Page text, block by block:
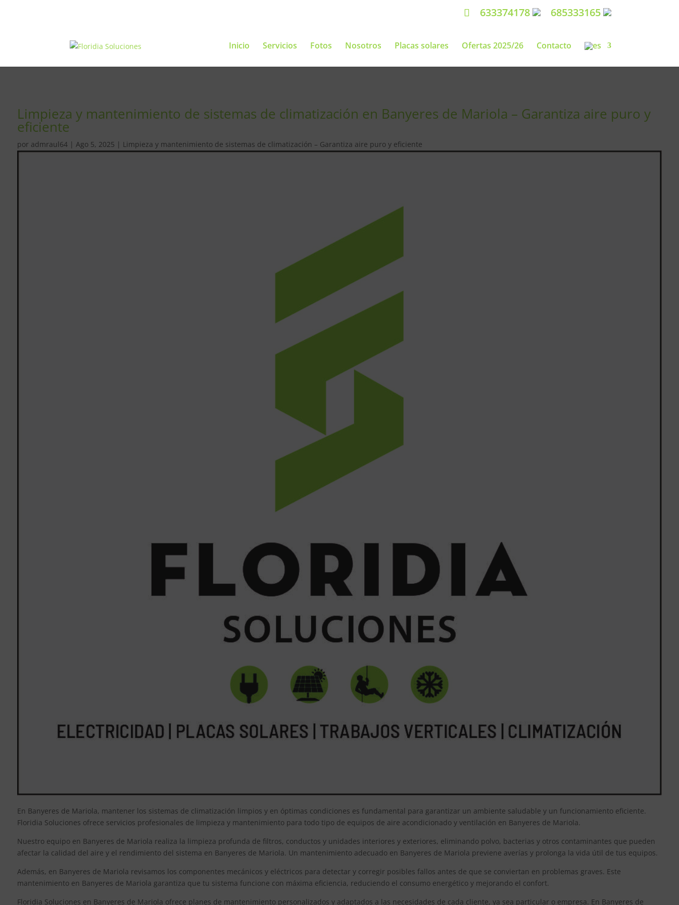
633374178 685333165
Inicio Servicios Fotos Nosotros Placas solares Ofertas 2025/26 Contacto
Limpieza y mantenimiento de sistemas de climatización en Banyeres de Mariola – Garantiza aire puro y
eficiente
por admraul64| Ago 5, 2025 | Limpieza y mantenimiento de sistemas de climatización – Garantiza aire puro y eficiente
En Banyeres de Mariola, mantener los sistemas de climatización limpios y en óptimas condiciones es fundamental para garantizar un ambiente saludable y un funcionamiento eficiente.
Floridia Soluciones ofrece servicios profesionales de limpieza y mantenimiento para todo tipo de equipos de aire acondicionado y ventilación en Banyeres de Mariola.
Nuestro equipo en Banyeres de Mariola realiza la limpieza profunda de filtros, conductos y unidades interiores y exteriores, eliminando polvo, bacterias y otros contaminantes que pueden
afectar la calidad del aire y el rendimiento del sistema en Banyeres de Mariola. Un mantenimiento adecuado en Banyeres de Mariola previene averías y prolonga la vida útil de tus equipos.
Además, en Banyeres de Mariola revisamos los componentes mecánicos y eléctricos para detectar y corregir posibles fallos antes de que se conviertan en problemas graves. Este
mantenimiento en Banyeres de Mariola garantiza que tu sistema funcione con máxima eficiencia, reduciendo el consumo energético y mejorando el confort.
Floridia Soluciones en Banyeres de Mariola ofrece planes de mantenimiento personalizados y adaptados a las necesidades de cada cliente, ya sea particular o empresa. En Banyeres de